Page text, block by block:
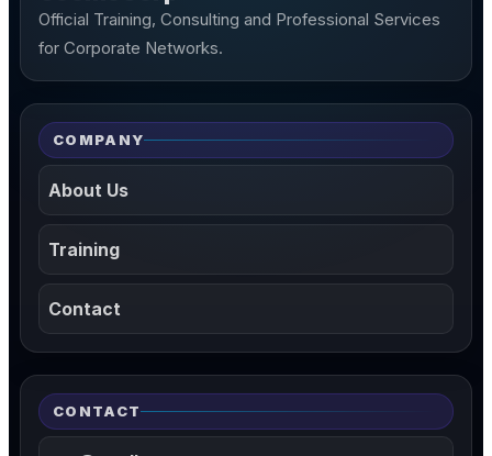
Official Training, Consulting and Professional Services
for Corporate Networks.
COMPANY
About Us
Training
Contact
CONTACT